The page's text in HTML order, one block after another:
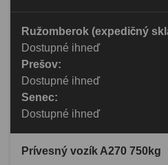
Ružomberok (expedičný
Dostupné ihneď
Prešov:
Dostupné ihneď
Senec:
Dostupné ihneď
Prívesný vozík A270 750kg